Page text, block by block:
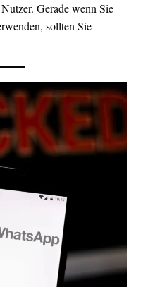
Gerade wenn Sie
sollten Sie